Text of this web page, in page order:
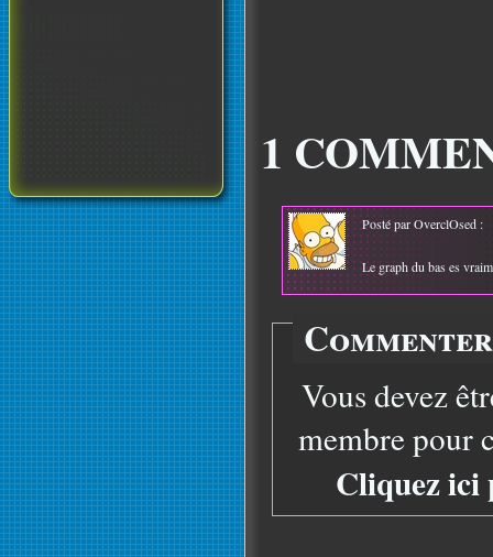
1
Posté par OverclOsed :
Le graph du bas es
Vous devez
membre pour
Cliquez ici